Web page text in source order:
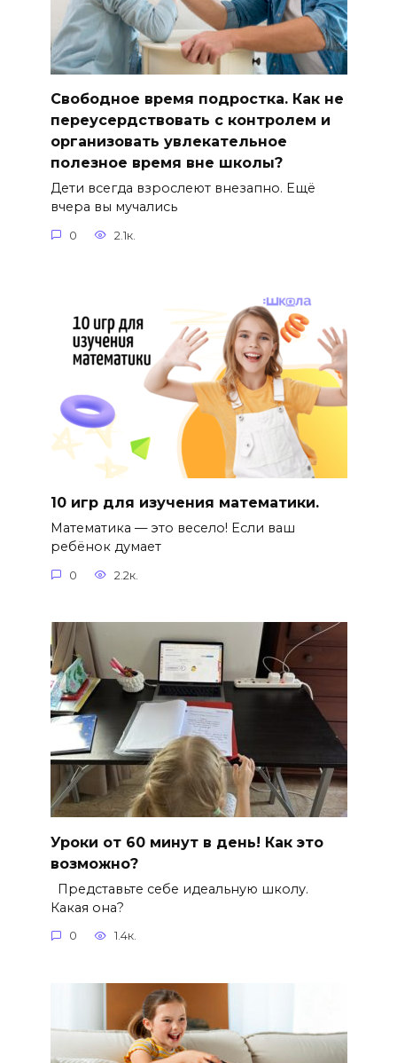
Свободное время подростка. Как не
переусердствовать с контролем и
организовать увлекательное
полезное время вне школы?
Дети всегда взрослеют внезапно. Ещё
вчера вы мучались
0 2.1к.
10 игр для изучения математики.
Математика — это весело! Если ваш
ребёнок думает
0 2.2к.
Уроки от 60 минут в день! Как это
возможно?
Представьте себе идеальную школу.
Какая она?
0 1.4к.